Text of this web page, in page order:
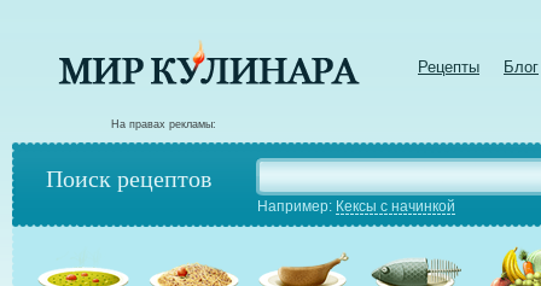
Рецепты Блог
На правах рекламы:
Поиск рецептов
Например: Кексы с начинкой